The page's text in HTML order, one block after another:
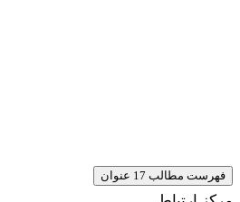
فهرست مطالب 17 عنوان